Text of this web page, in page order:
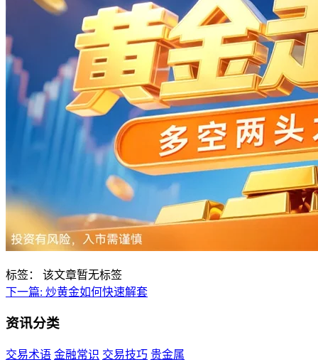
标签：
该文章暂无标签
下一篇: 炒黄金如何快速解套
资讯分类
交易术语 金融常识 交易技巧 贵金属